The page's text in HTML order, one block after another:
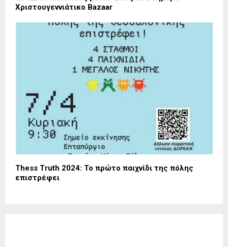
Χριστουγεννιάτικο Bazaar
Thess Truth 2024: Το πρώτο παιχνίδι της πόλης
επιστρέφει